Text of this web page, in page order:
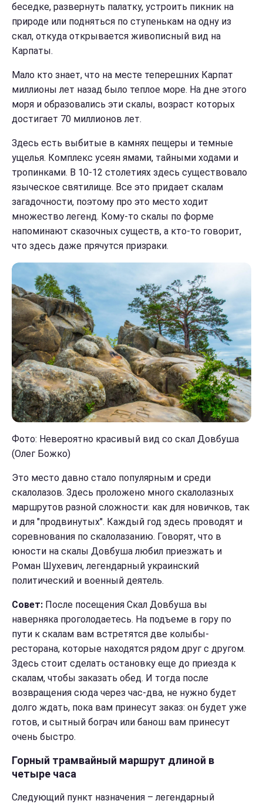
беседке, развернуть палатку, устроить пикник на
природе или подняться по ступенькам на одну из
скал, откуда открывается живописный вид на
Карпаты.
Мало кто знает, что на месте теперешних Карпат
миллионы лет назад было теплое море. На дне этого
моря и образовались эти скалы, возраст которых
достигает 70 миллионов лет.
Здесь есть выбитые в камнях пещеры и темные
ущелья. Комплекс усеян ямами, тайными ходами и
тропинками. В 10-12 столетиях здесь существовало
языческое святилище. Все это придает скалам
загадочности, поэтому про это место ходит
множество легенд. Кому-то скалы по форме
напоминают сказочных существ, а кто-то говорит,
что здесь даже прячутся призраки.
Фото: Невероятно красивый вид со скал Довбуша
(Олег Божко)
Это место давно стало популярным и среди
скалолазов. Здесь проложено много скалолазных
маршрутов разной сложности: как для новичков, так
и для "продвинутых". Каждый год здесь проводят и
соревнования по скалолазанию. Говорят, что в
юности на скалы Довбуша любил приезжать и
Роман Шухевич, легендарный украинский
политический и военный деятель.
Совет: После посещения Скал Довбуша вы
наверняка проголодаетесь. На подъеме в гору по
пути к скалам вам встретятся две колыбы-
ресторана, которые находятся рядом друг с другом.
Здесь стоит сделать остановку еще до приезда к
скалам, чтобы заказать обед. И тогда после
возвращения сюда через час-два, не нужно будет
долго ждать, пока вам принесут заказ: он будет уже
готов, и сытный бограч или банош вам принесут
очень быстро.
Горный трамвайный маршрут длиной в
четыре часа
Следующий пункт назначения – легендарный